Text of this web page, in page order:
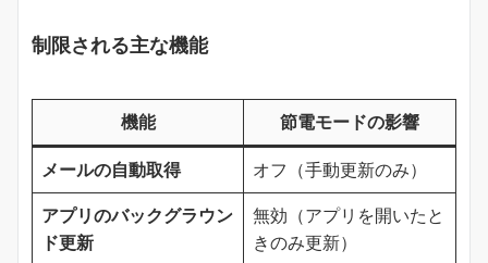
制限される主な機能
機能 節電モードの影響
メールの自動取得 オフ（手動更新のみ）
アプリのバックグラウン
ド更新
無効（アプリを開いたと
きのみ更新）